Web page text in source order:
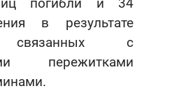
в результате
связанных с
пережитками